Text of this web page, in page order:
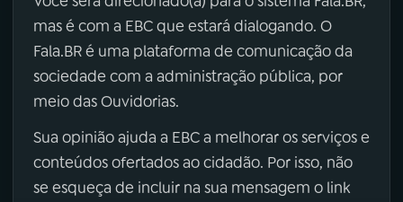
mas é com a EBC que estará dialogando. O
Fala.BR é uma plataforma de comunicação da
sociedade com a administração pública, por
meio das Ouvidorias.
Sua opinião ajuda a EBC a melhorar os serviços e
conteúdos ofertados ao cidadão. Por isso, não
se esqueça de incluir na sua mensagem o link